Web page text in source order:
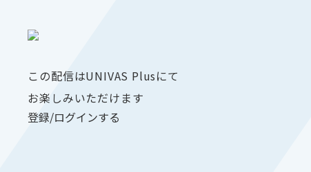
この配信はUNIVAS Plusにて
お楽しみいただけます
登録/ログインする